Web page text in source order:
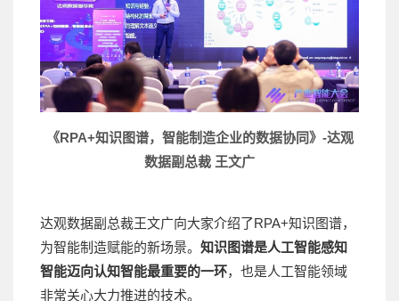
《RPA+知识图谱，智能制造企业的数据协同》-达观
数据副总裁 王文广
达观数据副总裁王文广向大家介绍了RPA+知识图谱，
为智能制造赋能的新场景。 知识图谱是人工智能感知
智能迈向认知智能最重要的一环，也是人工智能领域
非常关心大力推进的技术。